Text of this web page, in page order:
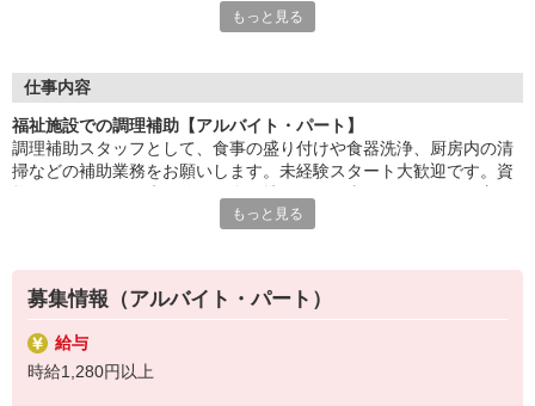
ご家庭での経験を活かして、社会とつながりながら、無理なく働
盛付け・配膳・洗浄など、調理師のサポートが中心。
「ありがとう」の言葉が、毎日の励みに。誰かの暮らしを支え
る、
給食運営を行う業界大手。
地域に根ざしたサービスを展開し、安心・安全な食事づくりを支
えています。
もっと見る
仕事内容
福祉施設での調理補助【アルバイト・パート】
調理補助スタッフとして、食事の盛り付けや食器洗浄、厨房内の清
掃などの補助業務をお願いします。未経験スタート大歓迎です。資
らの応募をお待ちしています。先輩が丁寧にサポートしますのでご
もっと見る
募集情報（アルバイト・パート）
給与
時給1,280円以上